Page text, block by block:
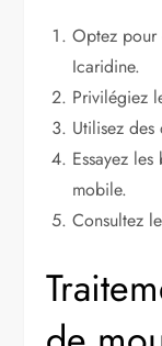
Optez pour
Icaridine.
Privilégiez
Utilisez des
Essayez
mobile.
Consultez